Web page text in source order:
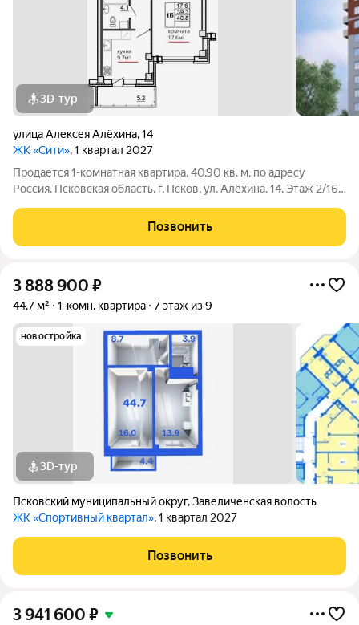
3D-тур
улица Алексея Алёхина,14
ЖК «Сити», 1 квартал 2027
Продается 1-комнатная квартира, 40.90 кв. м, по адресу
Россия, Псковская область, г. Псков, ул. Алёхина, 14. Этаж 2/16.
000 т.р. - остальная сумма ровно через 6 месяцев Данная
акция
Позвонить
3 888 900 ₽
44,7 м² 1-комн. квартира 7 этаж из 9
новостройка
3D-тур
Псковский муниципальный округ,Завеличенская волость
ЖК «Спортивный квартал», 1 квартал 2027
Позвонить
3 941 600 ₽